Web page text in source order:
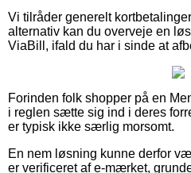
Vi tilråder generelt
alternativ kan du overveje en
ViaBill, ifald du har i sinde at
Forinden folk shopper på en
i reglen sætte sig ind i deres
er typisk ikke særlig morsomt.
En nem løsning kunne derfor
er verificeret af e-mærket,